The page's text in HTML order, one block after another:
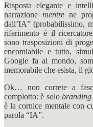
Risposta elegante e
narrazionementre ne
dall’IA” (probabilissimo,
riferimento è il
sono trasposizioni di
encomiabile e tutto,
Google fa al mondo,
memorabile che esista, il
Ok… non correte a
complotto: è solobranding
è la cornice mentale con
parola “IA”.